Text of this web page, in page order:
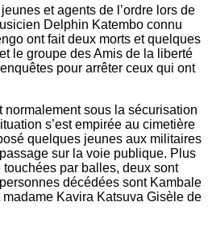
et agents de l’ordre lors de
Delphin Katembo connu
ont fait deux morts et quelques
le groupe des Amis de la liberté
pour arrêter ceux qui ont
normalement sous la sécurisation
s’est empirée au cimetière
quelques jeunes aux militaires
sur la voie publique. Plus
par balles, deux sont
décédées sont Kambale
madame Kavira Katsuva Gisèle de